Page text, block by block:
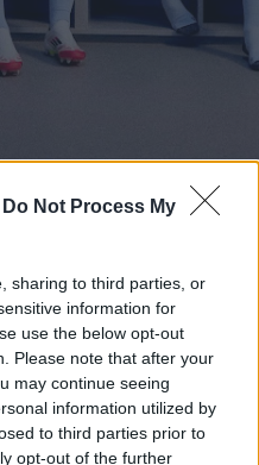
Do Not Process My
sharing to third parties, or
information for
use the below opt-out
Please note that after your
may continue seeing
information utilized by
to third parties prior to
opt-out of the further